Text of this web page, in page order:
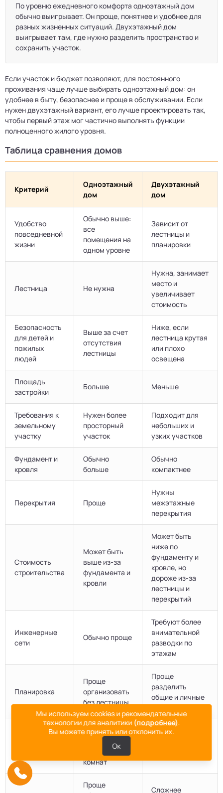
По уровню ежедневного комфорта одноэтажный дом
обычно выигрывает. Он проще, понятнее и удобнее для
разных жизненных ситуаций. Двухэтажный дом
выигрывает там, где нужно разделить пространство и
сохранить участок.
Если участок и бюджет позволяют, для постоянного
проживания чаще лучше выбирать одноэтажный дом: он
удобнее в быту, безопаснее и проще в обслуживании. Если
нужен двухэтажный вариант, его лучше проектировать так,
чтобы первый этаж мог частично выполнять функции
полноценного жилого уровня.
Таблица сравнения домов
Критерий
Одноэтажный
дом
Двухэтажный
дом
Удобство
повседневной
жизни
Обычно выше:
все
помещения на
одном уровне
Зависит от
лестницы и
планировки
Лестница Не нужна
Нужна, занимает
место и
увеличивает
стоимость
Безопасность
для детей и
пожилых
людей
Выше за счет
отсутствия
лестницы
Ниже, если
лестница крутая
или плохо
освещена
Площадь
застройки
Больше Меньше
Требования к
земельному
участку
Нужен более
просторный
участок
Подходит для
небольших и
узких участков
Фундамент и
кровля
Обычно
больше
Обычно
компактнее
Перекрытия Проще
Нужны
межэтажные
перекрытия
Стоимость
строительства
Может быть
выше из-за
фундамента и
кровли
Может быть
ниже по
фундаменту и
кровле, но
дороже из-за
лестницы и
перекрытий
Инженерные
сети
Обычно проще
Требуют более
внимательной
разводки по
этажам
Планировка
Проще
организовать
без лестницы
Проще
разделить
общие и личные
зоны
Требует
грамотного
разделения
комнат
Обычно выше за
Проще
Сложнее
Мы используем cookies и рекомендательные
технологии для аналитики (подробнее).
Вы можете принять или отклонить их.
Ок